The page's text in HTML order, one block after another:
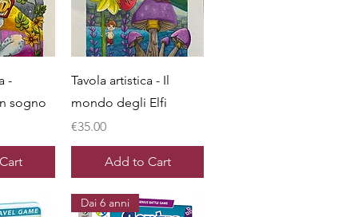
-
sogno
Quick View
Tavola artistica - Il
mondo degli Elfi
Price
€35.00
Add to Cart
Dai 6 anni